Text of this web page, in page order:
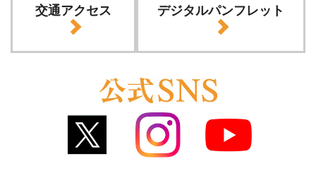
交通アクセス デジタルパンフレット